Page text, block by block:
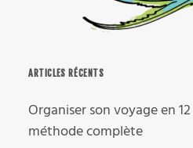
ARTICLES RÉCENTS
Organiser son voyage en
méthode complète